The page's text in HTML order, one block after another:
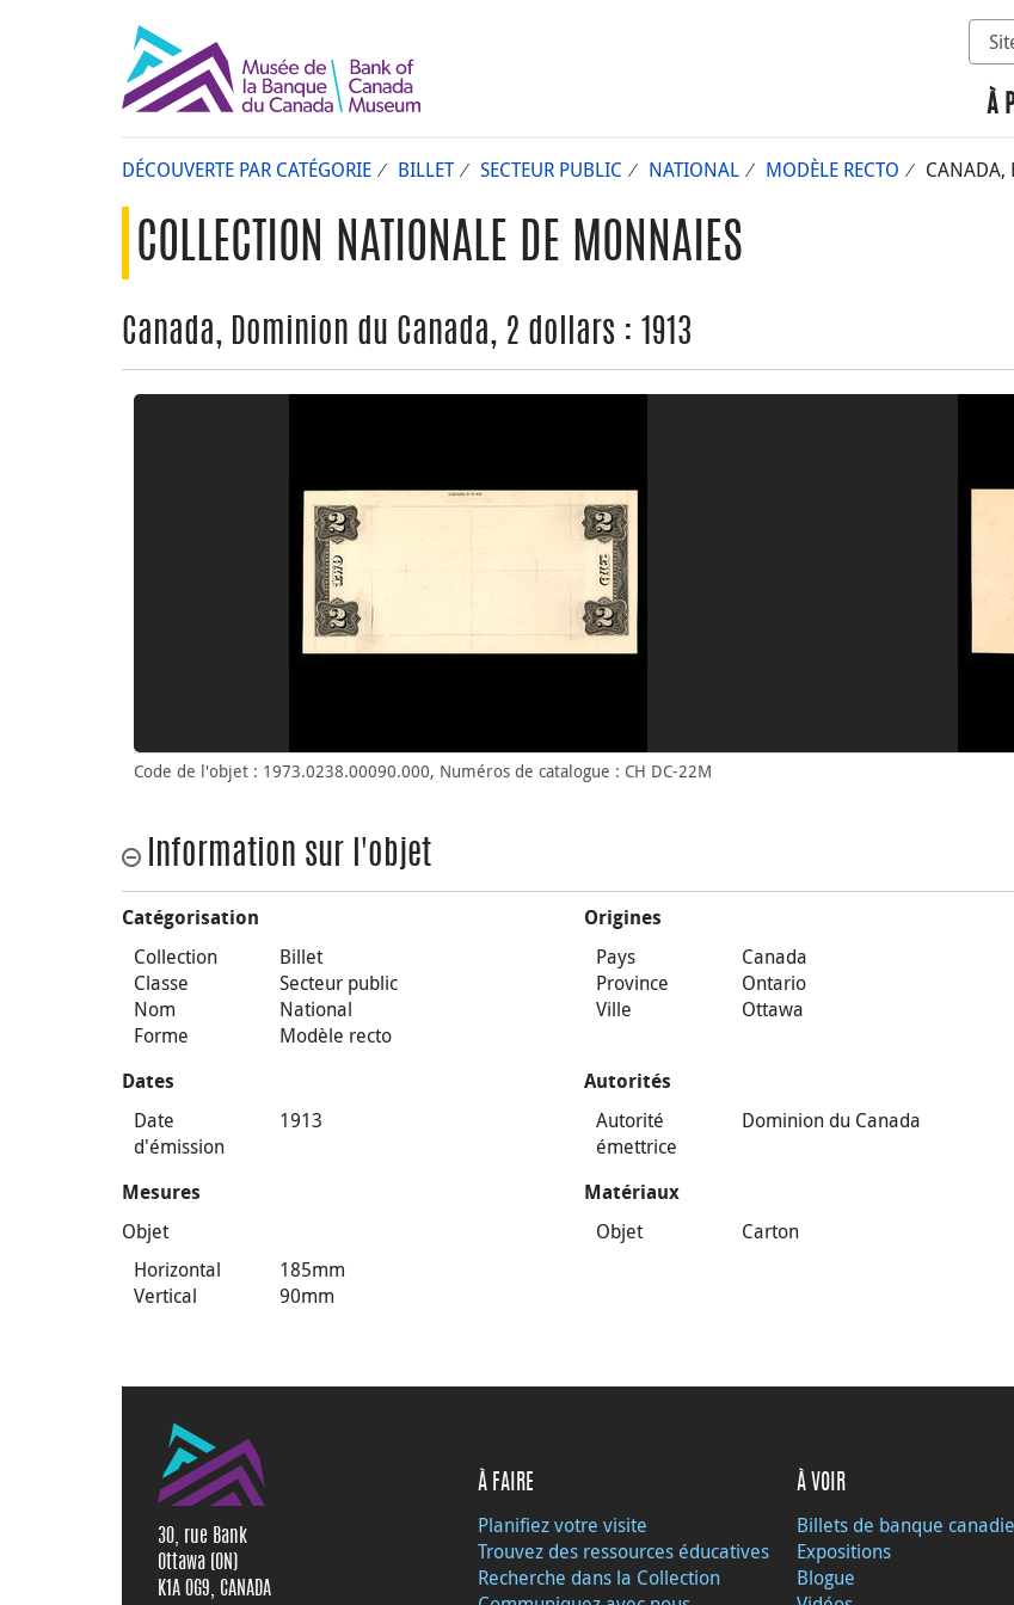
À
DÉCOUVERTE PAR CATÉGORIE BILLET SECTEUR PUBLIC NATIONAL MODÈLE RECTO CANADA,
COLLECTION NATIONALE DE MONNAIES
Canada, Dominion du Canada, 2 dollars : 1913
Code de l'objet : 1973.0238.00090.000, Numéros de catalogue : CH DC-22M
Information sur l'objet
Catégorisation
Collection
Billet
Classe
Secteur public
Nom
National
Forme
Modèle recto
Origines
Pays
Canada
Province
Ontario
Ville
Ottawa
Dates
Date
d'émission
1913
Autorités
Autorité
émettrice
Dominion du Canada
Mesures
Objet
Horizontal
185mm
Vertical
90mm
Matériaux
Objet Carton
30, rue Bank
Ottawa (ON)
K1A 0G9, CANADA
À FAIRE
Planifiez votre visite
Trouvez des ressources éducatives
Recherche dans la Collection
À VOIR
Billets de banque
Expositions
Blogue